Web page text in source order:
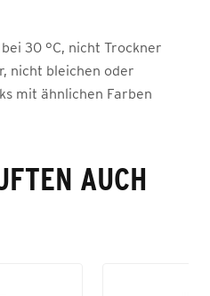
30 °C, nicht Trockner
nicht bleichen oder
mit ähnlichen Farben
AUCH